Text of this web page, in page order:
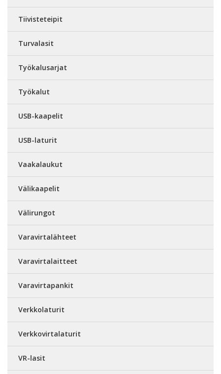
Tiivisteteipit
Turvalasit
Työkalusarjat
Työkalut
USB-kaapelit
USB-laturit
Vaakalaukut
Välikaapelit
Välirungot
Varavirtalähteet
Varavirtalaitteet
Varavirtapankit
Verkkolaturit
Verkkovirtalaturit
VR-lasit